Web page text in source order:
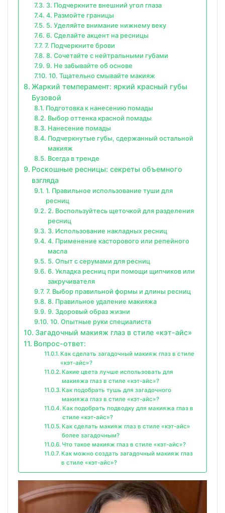
3. Подчеркните внешний угол глаза
4. Размойте границы
5. Уделяйте внимание нижнему веку
6. Сделайте акцент на ресницы
7. Подчеркните брови
8. Сочетайте с нейтральными губами
9. Не забывайте об основе
10. Тщательно смывайте макияж
Жаркий темперамент: яркий красный губы
Бузовой
Подготовка к нанесению помады
Выбор оттенка красной помады
Нанесение помады
Подчеркнутые губы, сдержанный остальной
макияж
Всегда в тренде
Роскошные ресницы: секреты объемного
взгляда
1. Правильное использование туши для
ресниц
2. Воспользуйтесь щеточкой для разделения
ресниц
3. Использование накладных ресниц
4. Применение касторового или репейного
масла
5. Опыт с серумами для ресниц
6. Укладка ресниц при помощи щипчиков или
закручивателя
7. Выбор правильной формы и длины ресниц
8. Правильное удаление макияжа
9. Здоровый образ жизни
10. Опытные руки специалиста
Загадочный макияж глаз в стиле «кэт-айс»
Вопрос-ответ:
Как сделать загадочный макияж глаз в стиле
«кэт-айс»?
Какие цвета лучше использовать для
макияжа глаз в стиле «кэт-айс»?
Как подобрать тушь для загадочного
макияжа глаз в стиле «кэт-айс»?
Как подобрать подводку для макияжа глаз в
стиле «кэт-айс»?
Как сделать макияж глаз в стиле «кэт-айс»
более загадочным?
Что такое макияж глаз в стиле «кэт-айс»?
Как можно создать загадочный макияж глаз
в стиле «кэт-айс»?